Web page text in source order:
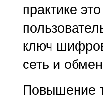
практике
ключ
сеть и
Повышение